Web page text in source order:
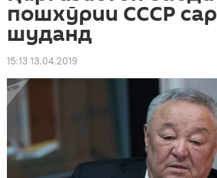
пошхӯрии СССР сар
шуданд
15:13 13.04.2019